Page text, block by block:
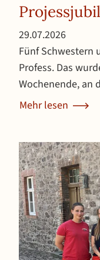
29.07.2026
Fünf Schwestern
Profess. Das
Wochenende, an
Mehr lesen
über